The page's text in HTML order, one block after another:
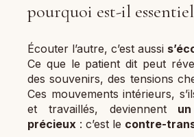
pourquoi est-il
Écouter l’autre, c’est aussi
Ce que le patient dit peut
des souvenirs, des tensions
Ces mouvements intérieurs,
et travaillés, deviennent
précieux : c’est le contre-